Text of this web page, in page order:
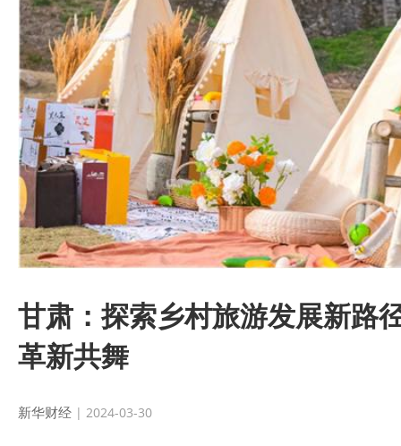
甘肃：探索乡村旅游发展新路
革新共舞
新华财经 | 2024-03-30